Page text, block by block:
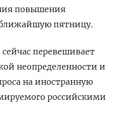
повышения
пятницу.
перевешивает
неопределенности и
на иностранную
российскими